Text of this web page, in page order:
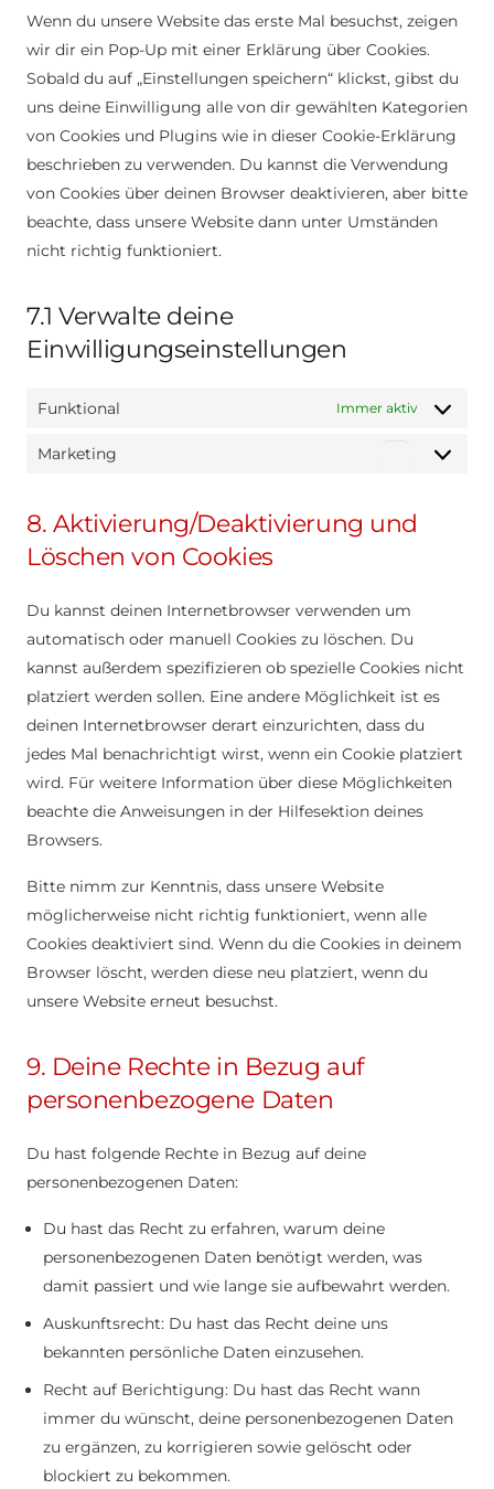
Wenn du unsere Website das erste Mal besuchst, zeigen
wir dir ein Pop-Up mit einer Erklärung über Cookies.
Sobald du auf „Einstellungen speichern“ klickst, gibst du
uns deine Einwilligung alle von dir gewählten Kategorien
von Cookies und Plugins wie in dieser Cookie-Erklärung
beschrieben zu verwenden. Du kannst die Verwendung
von Cookies über deinen Browser deaktivieren, aber bitte
beachte, dass unsere Website dann unter Umständen
nicht richtig funktioniert.
7.1 Verwalte deine
Einwilligungseinstellungen
Funktional Immer aktiv
Marketing
8. Aktivierung/Deaktivierung und
Löschen von Cookies
Du kannst deinen Internetbrowser verwenden um
automatisch oder manuell Cookies zu löschen. Du
kannst außerdem spezifizieren ob spezielle Cookies nicht
platziert werden sollen. Eine andere Möglichkeit ist es
deinen Internetbrowser derart einzurichten, dass du
jedes Mal benachrichtigt wirst, wenn ein Cookie platziert
wird. Für weitere Information über diese Möglichkeiten
beachte die Anweisungen in der Hilfesektion deines
Browsers.
Bitte nimm zur Kenntnis, dass unsere Website
möglicherweise nicht richtig funktioniert, wenn alle
Cookies deaktiviert sind. Wenn du die Cookies in deinem
Browser löscht, werden diese neu platziert, wenn du
unsere Website erneut besuchst.
9. Deine Rechte in Bezug auf
personenbezogene Daten
Du hast folgende Rechte in Bezug auf deine
personenbezogenen Daten:
Du hast das Recht zu erfahren, warum deine
personenbezogenen Daten benötigt werden, was
damit passiert und wie lange sie aufbewahrt werden.
Auskunftsrecht: Du hast das Recht deine uns
bekannten persönliche Daten einzusehen.
Recht auf Berichtigung: Du hast das Recht wann
immer du wünscht, deine personenbezogenen Daten
zu ergänzen, zu korrigieren sowie gelöscht oder
blockiert zu bekommen.